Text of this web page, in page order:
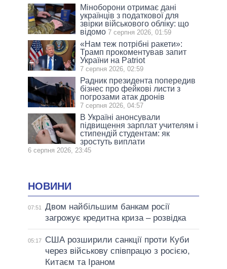
Міноборони отримає дані
українців з податкової для
звірки військового обліку: що
відомо 7 серпня 2026, 01:59
«Нам теж потрібні ракети»:
Трамп прокоментував запит
України на Patriot
7 серпня 2026, 02:59
Радник президента попередив
бізнес про фейкові листи з
погрозами атак дронів
7 серпня 2026, 04:57
В Україні анонсували
підвищення зарплат учителям і
стипендій студентам: як
зростуть виплати
6 серпня 2026, 23:45
НОВИНИ
07:51 Двом найбільшим банкам росії
загрожує кредитна криза – розвідка
05:17
США розширили санкції проти Куби
через військову співпрацю з росією,
Китаєм та Іраном